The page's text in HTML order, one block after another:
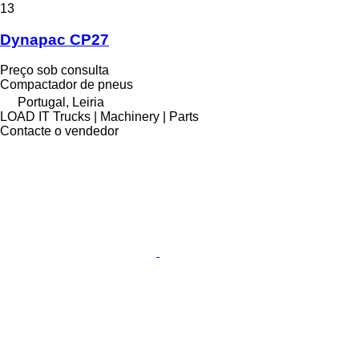
13
Dynapac CP27
Preço sob consulta
Compactador de pneus
Portugal, Leiria
LOAD IT Trucks | Machinery | Parts
Contacte o vendedor